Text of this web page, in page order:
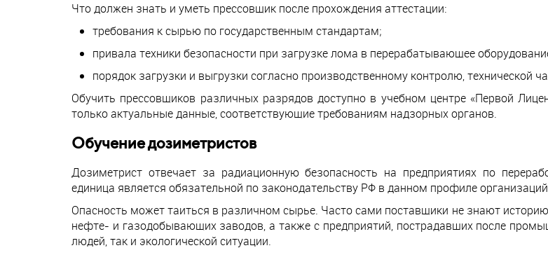
Что должен знать и уметь прессовщик после прохождения аттестации:
требования к сырью по государственным стандартам;
привала техники безопасности при загрузке лома в перерабатывающее
порядок загрузки и выгрузки согласно производственному контролю, технической
Обучить прессовщиков различных разрядов доступно в учебном центре «Первой
только актуальные данные, соответствующие требованиям надзорных органов.
Обучение дозиметристов
Дозиметрист отвечает за радиационную безопасность на предприятиях по
единица является обязательной по законодательству РФ в данном профиле
Опасность может таиться в различном сырье. Часто сами поставщики не знают
нефте- и газодобывающих заводов, а также с предприятий, пострадавших после
людей, так и экологической ситуации.